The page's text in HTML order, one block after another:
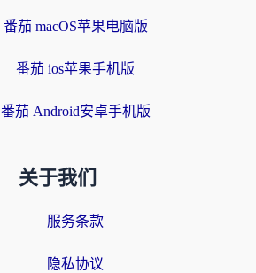
番茄 macOS苹果电脑版
番茄 ios苹果手机版
番茄 Android安卓手机版
关于我们
服务条款
隐私协议